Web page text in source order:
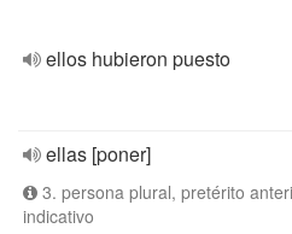
ellos hubieron puesto
ellas [poner]
3. persona plural, pretérito
indicativo